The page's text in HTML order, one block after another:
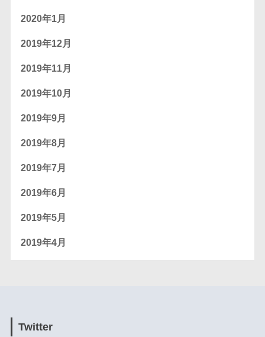
2020年1月
2019年12月
2019年11月
2019年10月
2019年9月
2019年8月
2019年7月
2019年6月
2019年5月
2019年4月
Twitter